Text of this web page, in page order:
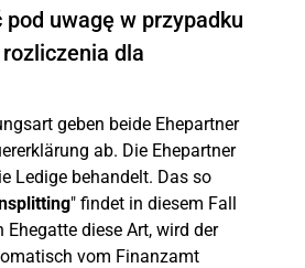
pod uwagę w przypadku
dla
geben beide Ehepartner
ab. Die Ehepartner
Ledige behandelt. Das so
" findet in diesem Fall
diese Art, wird der
vom Finanzamt